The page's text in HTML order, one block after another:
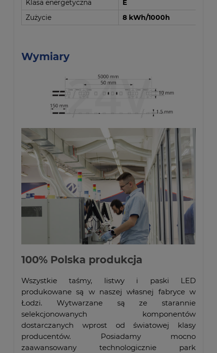
Klasa energetyczna
E
Zużycie
8 kWh/1000h
Wymiary
100% Polska produkcja
Wszystkie taśmy, listwy i paski LED
produkowane są w naszej własnej fabryce w
Łodzi. Wytwarzane są ze starannie
selekcjonowanych komponentów
dostarczanych wprost od światowej klasy
producentów. Posiadamy mocno
zaawansowany technologicznie park